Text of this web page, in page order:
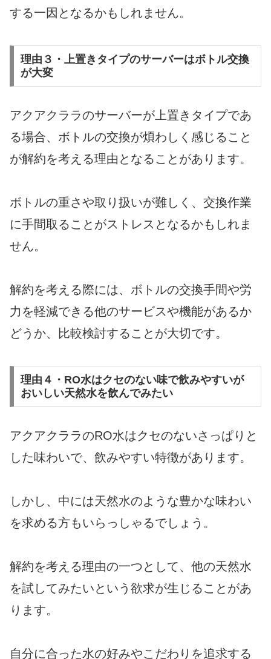
する一因となるかもしれません。
理由３・上置きタイプのサーバーはボトル交換
が大変
アクアクララのサーバーが上置きタイプであ
る場合、ボトルの交換が煩わしく感じること
が解約を考える理由となることがあります。
ボトルの重さや取り扱いが難しく、交換作業
に手間取ることがストレスとなるかもしれま
せん。
解約を考える際には、ボトルの交換手間や労
力を軽減できる他のサービスや機能があるか
どうか、比較検討することが大切です。
理由４・RO水はクセのない味で飲みやすいが
おいしい天然水を飲んでみたい
アクアクララのRO水はクセのないさっぱりと
した味わいで、飲みやすい特徴があります。
しかし、中には天然水のような豊かな味わい
を求める方もいらっしゃるでしょう。
解約を考える理由の一つとして、他の天然水
を試してみたいという欲求が生じることがあ
ります。
自分に合った水の好みやこだわりを追求する